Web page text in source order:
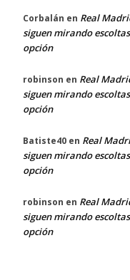
Corbalán en Real
siguen mirando
opción
robinson en Real
siguen mirando
opción
Batiste40 en Real
siguen mirando
opción
robinson en Real
siguen mirando
opción